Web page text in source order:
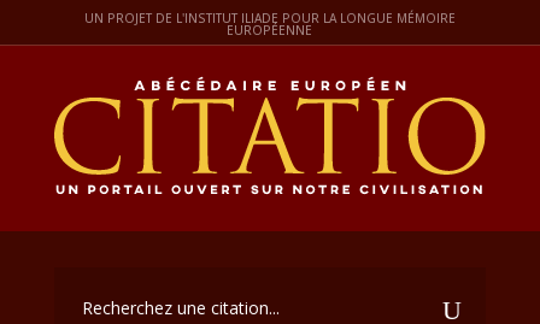
UN PROJET DE L'INSTITUT ILIADE POUR LA LONGUE MÉMOIRE
EUROPÉENNE